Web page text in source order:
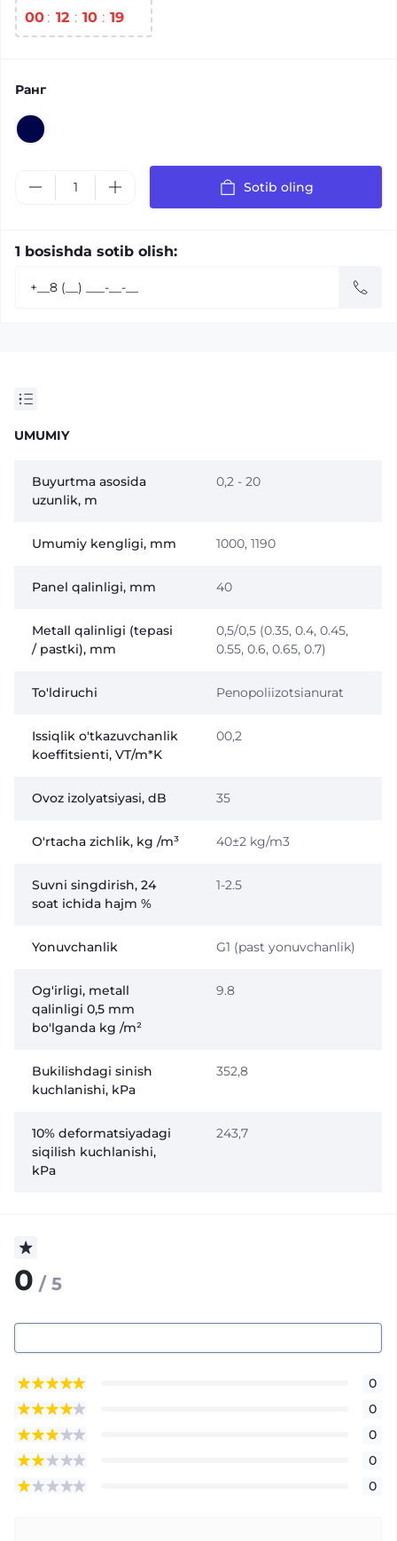
00 12 10 18
Ранг
Sotib oling
1 bosishda sotib olish:
UMUMIY
Buyurtma asosida
uzunlik, m
0,2 - 20
Umumiy kengligi, mm 1000, 1190
Panel qalinligi, mm 40
Metall qalinligi (tepasi
/ pastki), mm
0,5/0,5 (0.35, 0.4, 0.45,
0.55, 0.6, 0.65, 0.7)
To'ldiruchi Penopoliizotsianurat
Issiqlik o'tkazuvchanlik
koeffitsienti, VT/m*K
00,2
Ovoz izolyatsiyasi, dB 35
O'rtacha zichlik, kg /m³ 40±2 kg/m3
Suvni singdirish, 24
soat ichida hajm %
1-2.5
Yonuvchanlik G1 (past yonuvchanlik)
Og'irligi, metall
qalinligi 0,5 mm
bo'lganda kg /m²
9.8
Bukilishdagi sinish
kuchlanishi, kPa
352,8
10% deformatsiyadagi
siqilish kuchlanishi,
kPa
243,7
0 / 5
0
0
0
0
0